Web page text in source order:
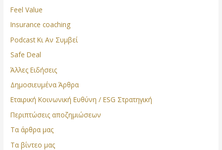
Feel Value
Insurance coaching
Podcast Κι Αν Συμβεί
Safe Deal
Άλλες Ειδήσεις
Δημοσιευμένα Άρθρα
Εταιρική Κοινωνική Ευθύνη / ESG Στρατηγική
Περιπτώσεις αποζημιώσεων
Τα άρθρα μας
Τα βίντεο μας